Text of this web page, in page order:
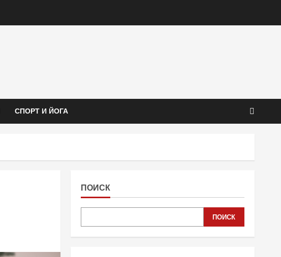
СПОРТ И ЙОГА
ПОИСК
ПОИСК